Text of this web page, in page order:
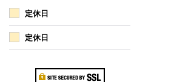
定休日
定休日